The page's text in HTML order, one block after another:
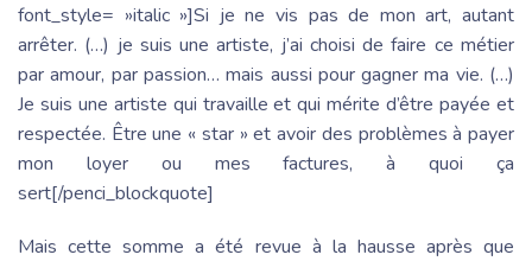
font_style= »italic »]Si je ne vis pas de mon art, autant
arrêter. (…) je suis une artiste, j’ai choisi de faire ce métier
par amour, par passion… mais aussi pour gagner ma vie. (…)
Je suis une artiste qui travaille et qui mérite d’être payée et
respectée. Être une « star » et avoir des problèmes à payer
mon loyer ou mes factures, à quoi ça
sert[/penci_blockquote]
Mais cette somme a été revue à la hausse après que